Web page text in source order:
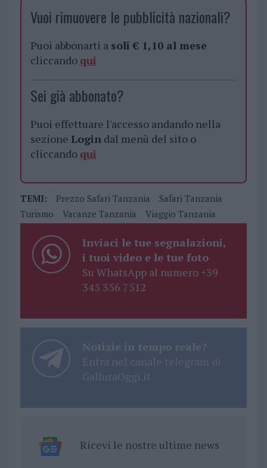
Vuoi rimuovere le pubblicità nazionali?
Puoi abbonarti a soli € 1,10 al mese
cliccando qui
Sei già abbonato?
Puoi effettuare l'accesso andando nella
sezione Logindal menù del sito o
cliccando qui
TEMI: Prezzo Safari Tanzania
Safari Tanzania
Turismo
Vacanze Tanzania Viaggio Tanzania
Inviaci le tue segnalazioni,
i tuoi video e le tue foto
Su WhatsApp al numero +39
345 356 7512
Notizie in tempo reale?
Entra nel canale telegram di
GalluraOggi.it
Ricevi le nostre ultime news